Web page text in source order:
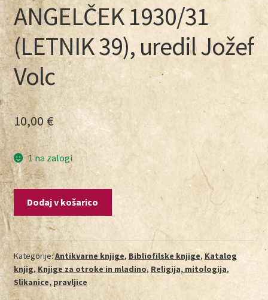
ANGELČEK 1930/31
(LETNIK 39), uredil Jožef
Volc
10,00€
1 na zalogi
Dodaj v košarico
Kategorije:Antikvarne knjige, Bibliofilske knjige, Katalog
knjig,Knjige za otroke in mladino, Religija, mitologija,
Slikanice, pravljice